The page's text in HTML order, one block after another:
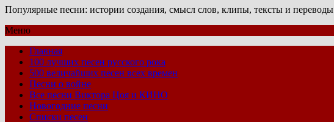
Популярные песни: истории создания, смысл слов, клипы, тексты и переводы
Меню
Главная
100 лучших песен русского рока
500 величайших песен всех времен
Песни о войне
Все песни Виктора Цоя и КИНО
Новогодние песни
Списки песен